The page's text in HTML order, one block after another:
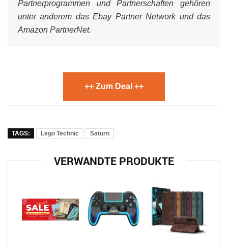
Partnerprogrammen und Partnerschaften gehören
unter anderem das Ebay Partner Network und das
Amazon PartnerNet.
++ Zum Deal ++
TAGS: Lego Technic Saturn
VERWANDTE PRODUKTE